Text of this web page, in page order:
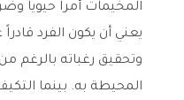
المخيمات أمراً حيوياً
يعني أن يكون الفرد
وتحقيق رغباته بالرغم
المحيطة به. بينما